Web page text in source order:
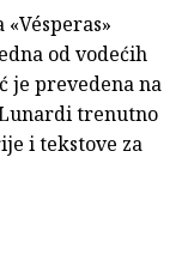
od vodećih
je prevedena na
trenutno
i tekstove za